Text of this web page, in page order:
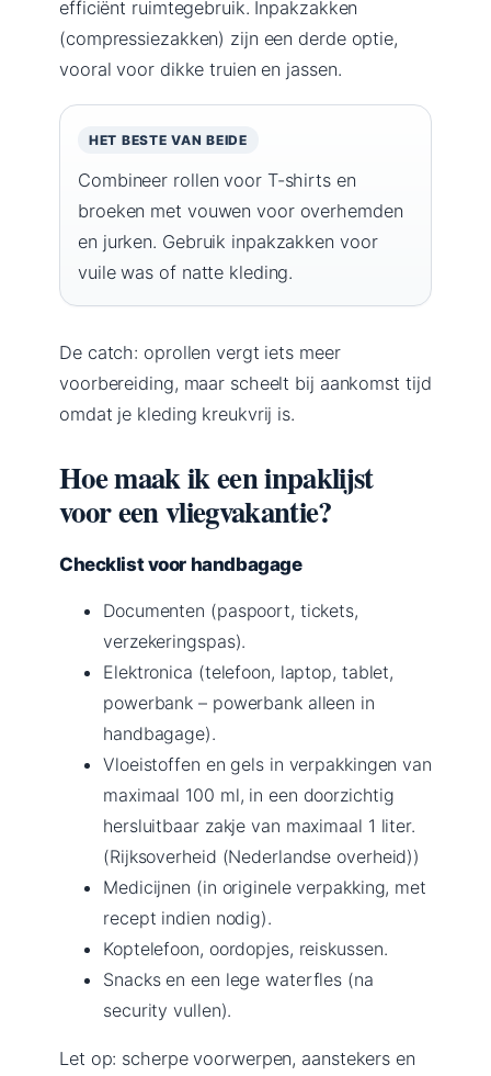
efficiënt ruimtegebruik. Inpakzakken
(compressiezakken) zijn een derde optie,
vooral voor dikke truien en jassen.
HET BESTE VAN BEIDE
Combineer rollen voor T-shirts en
broeken met vouwen voor overhemden
en jurken. Gebruik inpakzakken voor
vuile was of natte kleding.
De catch: oprollen vergt iets meer
voorbereiding, maar scheelt bij aankomst tijd
omdat je kleding kreukvrij is.
Hoe maak ik een inpaklijst
voor een vliegvakantie?
Checklist voor handbagage
Documenten (paspoort, tickets,
verzekeringspas).
Elektronica (telefoon, laptop, tablet,
powerbank – powerbank alleen in
handbagage).
Vloeistoffen en gels in verpakkingen van
maximaal 100 ml, in een doorzichtig
hersluitbaar zakje van maximaal 1 liter.
(Rijksoverheid (Nederlandse overheid))
Medicijnen (in originele verpakking, met
recept indien nodig).
Koptelefoon, oordopjes, reiskussen.
Snacks en een lege waterfles (na
security vullen).
Let op: scherpe voorwerpen, aanstekers en